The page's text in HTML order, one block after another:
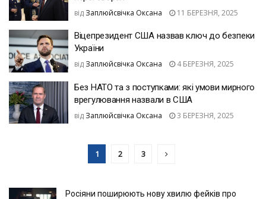
від Заплюйсвічка Оксана 11 БЕРЕЗНЯ, 2025
Віцепрезидент США назвав ключ до безпеки
України
від Заплюйсвічка Оксана 4 БЕРЕЗНЯ, 2025
Без НАТО та з поступками: які умови мирного
врегулювання назвали в США
від Заплюйсвічка Оксана 3 БЕРЕЗНЯ, 2025
1 2 3
Росіяни поширюють нову хвилю фейків про